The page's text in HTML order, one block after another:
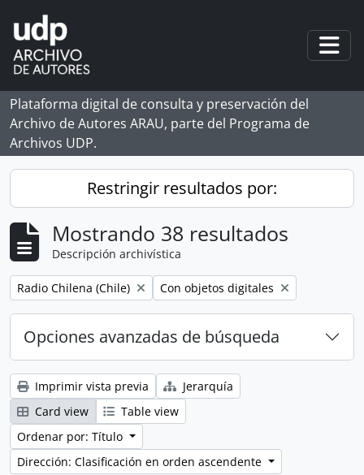
Skip to main content
Plataforma digital de consulta y preservación del
Archivo de Autores ARAU, parte del Programa de
Archivos UDP.
Restringir resultados por:
Mostrando 38 resultados
Descripción archivística
Remove filter:
Radio Chilena (Chile) Remove filter:
Con objetos digitales
Opciones avanzadas de búsqueda
Imprimir vista previa
Jerarquía
Card view
Table view
Ordenar por: Título
Dirección: Clasificación en orden ascendente